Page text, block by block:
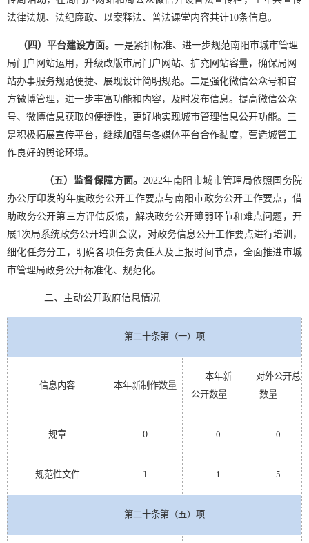
法律法规、法纪廉政、以案释法、普法课堂内容共计10条信息。
（四）平台建设方面。 一是紧扣标准、进一步规范南阳市城市管理
局门户网站运用，升级改版市局门户网站、扩充网站容量，确保局网
站办事服务规范便捷、展现设计简明规范。二是强化微信公众号和官
方微博管理，进一步丰富功能和内容，及时发布信息。提高微信公众
号、微博信息获取的便捷性，更好地实现城市管理信息公开功能。三
是积极拓展宣传平台，继续加强与各媒体平台合作黏度，营造城管工
作良好的舆论环境。
（五）监督保障方面。 2022年南阳市城市管理局依照国务院
办公厅印发的年度政务公开工作要点与南阳市政务公开工作要点，借
助政务公开第三方评估反馈，解决政务公开薄弱环节和难点问题，开
展1次局系统政务公开培训会议，对政务信息公开工作要点进行培训，
细化任务分工，明确各项任务责任人及上报时间节点，全面推进市城
市管理局政务公开标准化、规范化。
二、主动公开政府信息情况
第二十条第（一）项
信息内容 本年新制作数量
本年新
公开数量
对外公开总
数量
规章 0 0 0
规范性文件 1 1 5
第二十条第（五）项